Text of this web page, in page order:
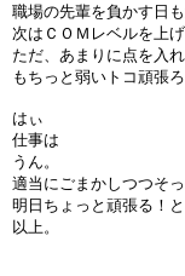
職場の先輩を負かす日
次はＣＯＭレベルを上
ただ、あまりに点を入
もちっと弱いトコ頑張
はぃ
仕事は
うん。
適当にごまかしつつそ
明日ちょっと頑張る！
以上。